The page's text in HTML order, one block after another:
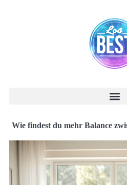
Wie findest du mehr Balance